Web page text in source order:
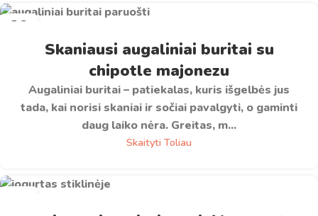
29
Skaniausi augaliniai buritai su
chipotle majonezu
Augaliniai buritai – patiekalas, kuris išgelbės jus
tada, kai norisi skaniai ir sočiai pavalgyti, o gaminti
daug laiko nėra. Greitas, m...
Skaityti Toliau